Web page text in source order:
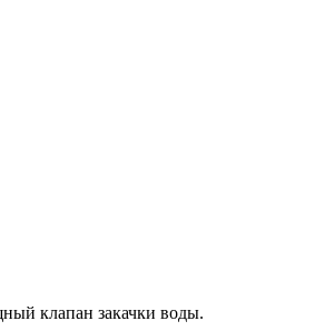
клапан закачки воды.